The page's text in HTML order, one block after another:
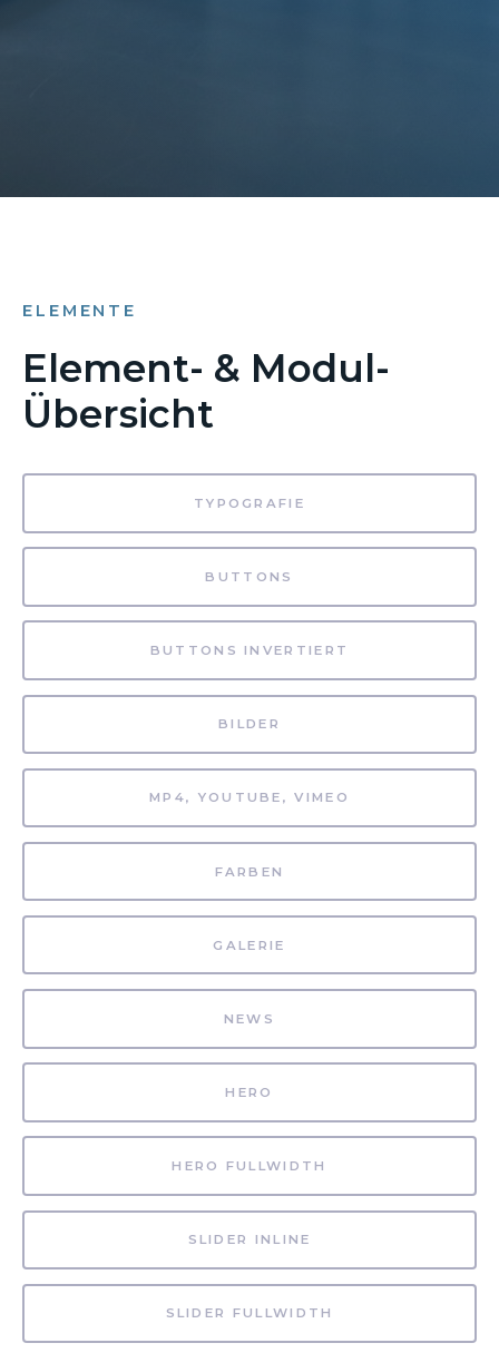
ELEMENTE
Element- & Modul-
Übersicht
TYPOGRAFIE
BUTTONS
BUTTONS INVERTIERT
BILDER
MP4, YOUTUBE, VIMEO
FARBEN
GALERIE
NEWS
HERO
HERO FULLWIDTH
SLIDER INLINE
SLIDER FULLWIDTH